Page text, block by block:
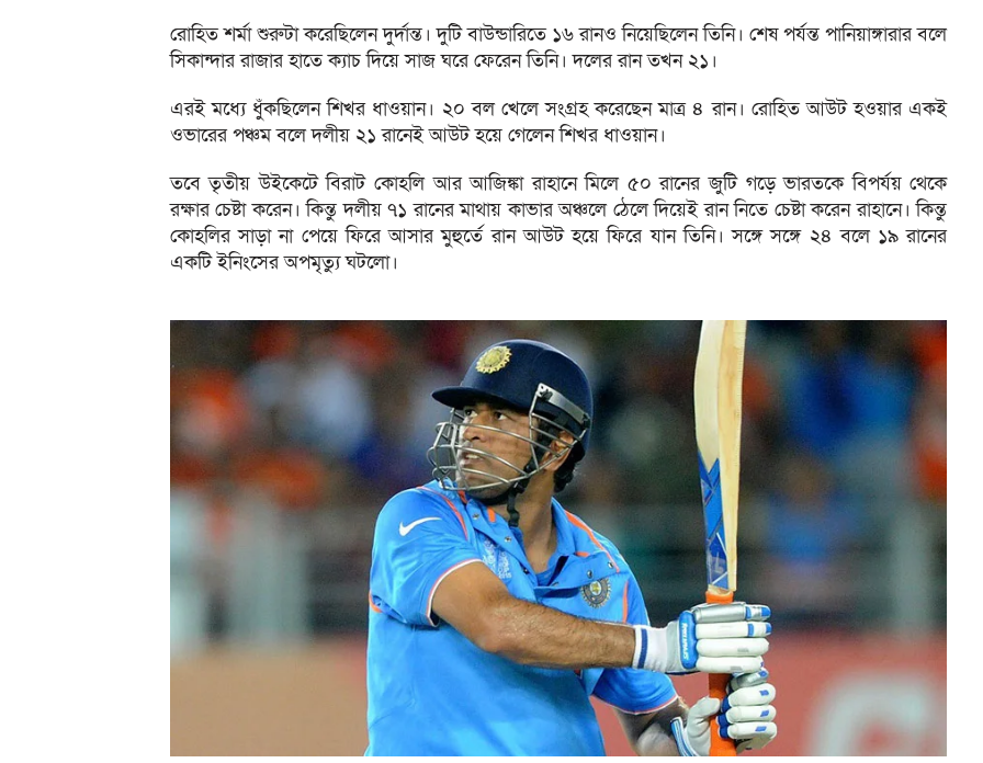
রোহিত শর্মা শুরুটা করেছিলেন দুর্দান্ত। দুটি বাউন্ডারিতে ১৬ রানও নিয়েছিলেন তিনি। শেষ পর্যন্ত পানিয়াঙ্গারার বলে
সিকান্দার রাজার হাতে ক্যাচ দিয়ে সাজ ঘরে ফেরেন তিনি। দলের রান তখন ২১।
এরই মধ্যে ধুঁকছিলেন শিখর ধাওয়ান। ২০ বল খেলে সংগ্রহ করেছেন মাত্র ৪ রান। রোহিত আউট হওয়ার একই
ওভারের পঞ্চম বলে দলীয় ২১ রানেই আউট হয়ে গেলেন শিখর ধাওয়ান।
তবে তৃতীয় উইকেটে বিরাট কোহলি আর আজিঙ্কা রাহানে মিলে ৫০ রানের জুটি গড়ে ভারতকে বিপর্যয় থেকে
রক্ষার চেষ্টা করেন। কিন্তু দলীয় ৭১ রানের মাথায় কাভার অঞ্চলে ঠেলে দিয়েই রান নিতে চেষ্টা করেন রাহানে। কিন্তু
কোহলির সাড়া না পেয়ে ফিরে আসার মুহুর্তে রান আউট হয়ে ফিরে যান তিনি। সঙ্গে সঙ্গে ২৪ বলে ১৯ রানের
একটি ইনিংসের অপমৃত্যু ঘটলো।